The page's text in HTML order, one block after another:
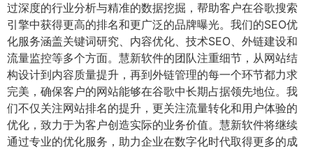
过深度的行业分析与精准的数据挖掘，帮助客户在谷歌搜索
引擎中获得更高的排名和更广泛的品牌曝光。我们的SEO优
化服务涵盖关键词研究、内容优化、技术SEO、外链建设和
流量监控等多个方面。慧新软件的团队注重细节，从网站结
构设计到内容质量提升，再到外链管理的每一个环节都力求
完美，确保客户的网站能够在谷歌中长期占据领先地位。我
们不仅关注网站排名的提升，更关注流量转化和用户体验的
优化，致力于为客户创造实际的业务价值。慧新软件将继续
通过专业的优化服务，助力企业在数字化时代取得更多的成